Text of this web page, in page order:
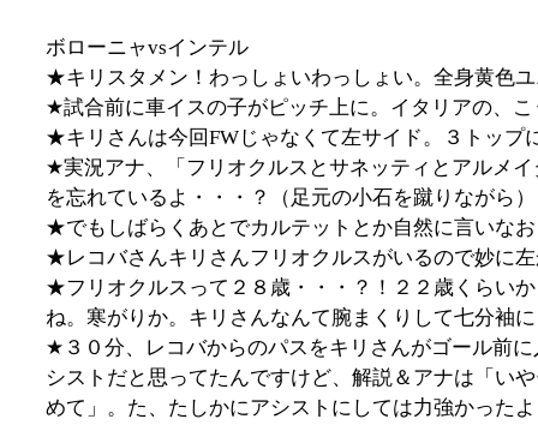
ボローニャvsインテル
★キリスタメン！わっしょいわっしょい。全身黄色
★試合前に車イスの子がピッチ上に。イタリアの、
★キリさんは今回FWじゃなくて左サイド。３トップ
★実況アナ、「フリオクルスとサネッティとアルメ
を忘れているよ・・・？（足元の小石を蹴りながら）
★でもしばらくあとでカルテットとか自然に言いな
★レコバさんキリさんフリオクルスがいるので妙に
★フリオクルスって２８歳・・・？！２２歳くらい
ね。寒がりか。キリさんなんて腕まくりして七分袖
★３０分、レコバからのパスをキリさんがゴール前
シストだと思ってたんですけど、解説＆アナは「い
めて」。た、たしかにアシストにしては力強かった